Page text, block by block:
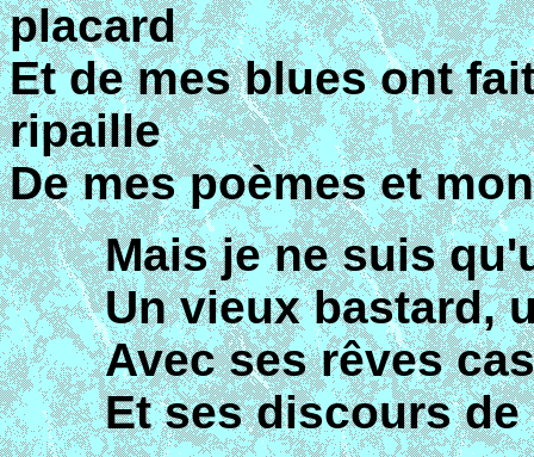
placard
Et de mes blues ont
ripaille
De mes poèmes et
Mais je ne suis
Un vieux bastard,
Avec ses rêves
Et ses discours